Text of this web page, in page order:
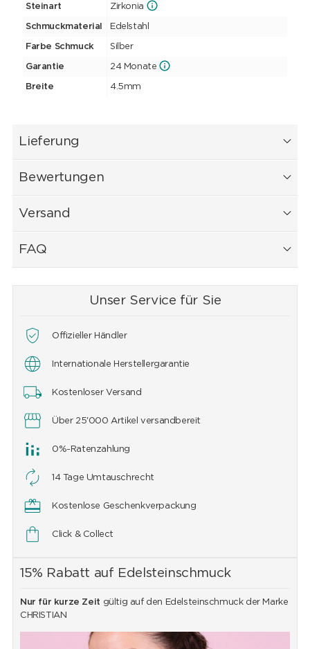
Steinart Zirkonia
Schmuckmaterial Edelstahl
Farbe Schmuck Silber
Garantie 24 Monate
Breite 4.5mm
Lieferung
Bewertungen
Versand
FAQ
Unser Service für Sie
Offizieller Händler
Internationale Herstellergarantie
Kostenloser Versand
Über 25'000 Artikel versandbereit
0%-Ratenzahlung
14 Tage Umtauschrecht
Kostenlose Geschenkverpackung
Click & Collect
15% Rabatt auf Edelsteinschmuck
Nur für kurze Zeit gültig auf den Edelsteinschmuck der Marke
CHRISTIAN